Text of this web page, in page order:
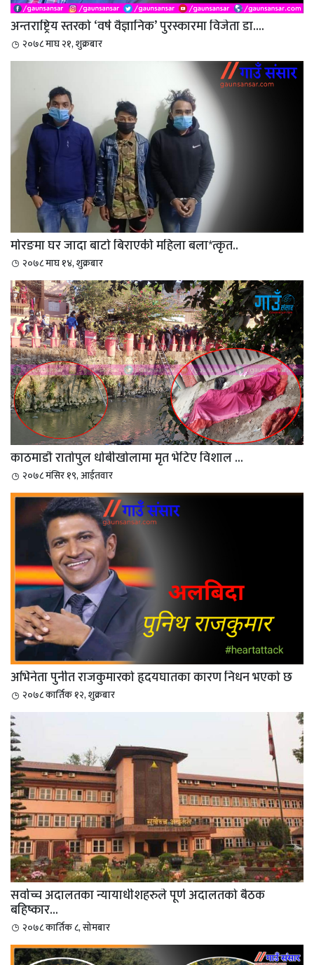
अन्तराष्ट्रिय स्तरको ‘वर्ष वैज्ञानिक’ पुरस्कारमा विजेता डा....
२०७८ माघ २१, शुक्रबार
मोरङमा घर जादा बाटो बिराएकी महिला बला*त्कृत..
२०७८ माघ १४, शुक्रबार
काठमाडौ रातोपुल धोबीखोलामा मृत भेटिए विशाल ...
२०७८ मंसिर १९, आईतवार
अभिनेता पुनीत राजकुमारको हृदयघातका कारण निधन भएको छ
२०७८ कार्तिक १२, शुक्रबार
सर्वोच्च अदालतका न्यायाधीशहरुले पूर्ण अदालतको बैठक
बहिष्कार...
२०७८ कार्तिक ८, सोमबार